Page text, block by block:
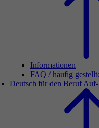
Informationen
FAQ / häufig
Deutsch für den Beruf Auf-